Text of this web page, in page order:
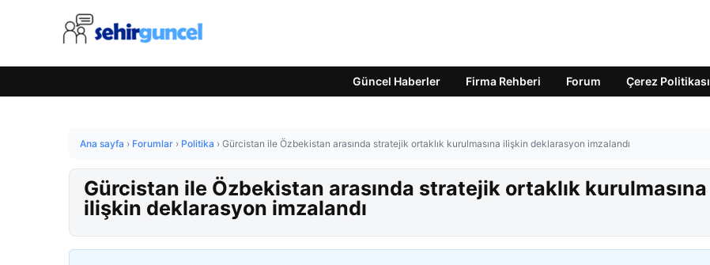
Güncel Haberler Firma Rehberi Forum Çerez Politikası
Ana sayfa › Forumlar › Politika › Gürcistan ile Özbekistan arasında stratejik ortaklık kurulmasına ilişkin deklarasyon imzalandı
Gürcistan ile Özbekistan arasında stratejik ortaklık kurulmasına
ilişkin deklarasyon imzalandı